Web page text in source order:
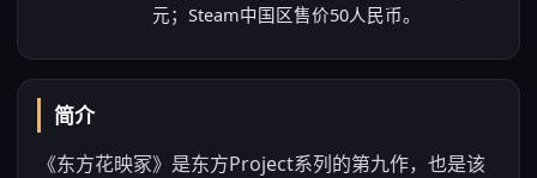
元；Steam中国区售价50人民币。
简介
《东方花映冢》是东方Project系列的第九作，也是该